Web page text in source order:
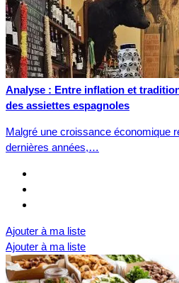
Analyse : Entre inflation et
des assiettes espagnoles
Malgré une croissance économique
dernières années,…
Ajouter à ma liste
Ajouter à ma liste